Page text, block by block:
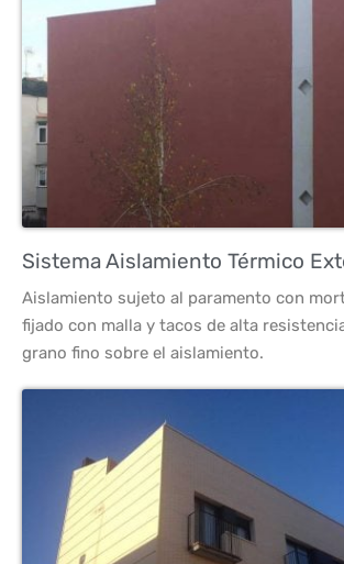
Sistema Aislamiento Térmico
Aislamiento sujeto al paramento con
fijado con malla y tacos de alta
grano fino sobre el aislamiento.